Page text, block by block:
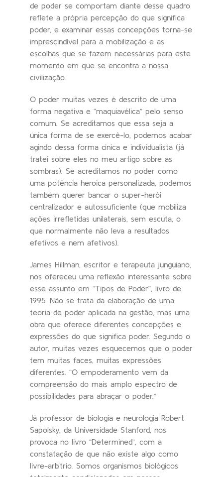
de poder se comportam diante desse quadro
reflete a própria percepção do que significa
poder, e examinar essas concepções torna-se
imprescindível para a mobilização e as
escolhas que se fazem necessárias para este
momento em que se encontra a nossa
civilização.
O poder muitas vezes é descrito de uma
forma negativa e “maquiavélica” pelo senso
comum. Se acreditamos que essa seja a
única forma de se exercê-lo, podemos acabar
agindo dessa forma cínica e individualista (já
tratei sobre eles no meu artigo sobre as
sombras). Se acreditamos no poder como
uma potência heroica personalizada, podemos
também querer bancar o super-herói
centralizador e autossuficiente (que mobiliza
ações irrefletidas unilaterais, sem escuta, o
que normalmente não leva a resultados
efetivos e nem afetivos).
James Hillman, escritor e terapeuta junguiano,
nos ofereceu uma reflexão interessante sobre
esse assunto em “Tipos de Poder”, livro de
1995. Não se trata da elaboração de uma
teoria de poder aplicada na gestão, mas uma
obra que oferece diferentes concepções e
expressões do que significa poder. Segundo o
autor, muitas vezes esquecemos que o poder
tem muitas faces, muitas expressões
diferentes. “O empoderamento vem da
compreensão do mais amplo espectro de
possibilidades para abraçar o poder.”
Já professor de biologia e neurologia Robert
Sapolsky, da Universidade Stanford, nos
provoca no livro “Determined”, com a
constatação de que não existe algo como
livre-arbítrio. Somos organismos biológicos